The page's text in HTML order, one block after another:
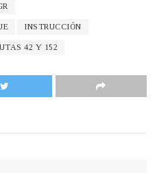
INSTRUCCIÓN
42 Y 152